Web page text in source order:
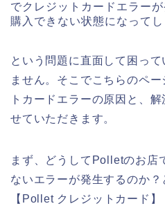
でクレジットカードエラー
購入できない状態になってし
という問題に直面して困っ
ません。そこでこちらのペ
トカードエラーの原因と、
せていただきます。
まず、どうしてPolletのお店
ないエラーが発生するのか
【Pollet クレジットカード